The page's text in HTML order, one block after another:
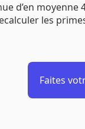
d’en moyenne
les
Faites